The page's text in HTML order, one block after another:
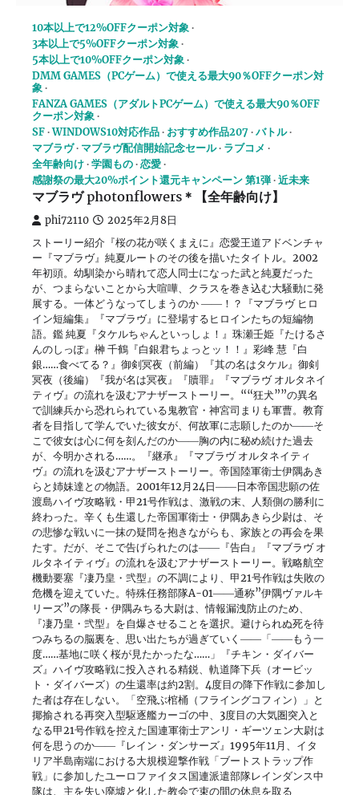
10本以上で12%OFFクーポン対象
3本以上で5%OFFクーポン対象
5本以上で10%OFFクーポン対象
DMM GAMES（PCゲーム）で使える最大90％OFFクーポン対
象
FANZA GAMES（アダルトPCゲーム）で使える最大90％OFF
クーポン対象
SF WINDOWS10対応作品 おすすめ作品207
バトル
マブラヴ
マブラヴ配信開始記念セール
ラブコメ
全年齢向け 学園もの 恋愛
感謝祭の最大20%ポイント還元キャンペーン 第1弾 近未来
マブラヴ photonflowers＊【全年齢向け】
phi72110 2025年2月8日
ストーリー紹介『桜の花が咲くまえに』恋愛王道アドベンチャ
ー『マブラヴ』純夏ルートのその後を描いたタイトル。2002
年初頭。幼馴染から晴れて恋人同士になった武と純夏だった
が、つまらないことから大喧嘩、クラスを巻き込む大騒動に発
展する。一体どうなってしまうのか ――！？『マブラヴ ヒロ
イン短編集』『マブラヴ』に登場するヒロインたちの短編物
語。鑑 純夏『タケルちゃんといっしょ！』珠瀬壬姫『たけるさ
んのしっぽ』榊 千鶴『白銀君ちょっとッ！！』彩峰 慧『白
銀……食べてる？』御剣冥夜（前編）『其の名はタケル』御剣
冥夜（後編）『我が名は冥夜』『贖罪』『マブラヴ オルタネイ
ティヴ』の流れを汲むアナザーストーリー。““狂犬””の異名
で訓練兵から恐れられている鬼教官・神宮司まりも軍曹。教育
者を目指して学んでいた彼女が、何故軍に志願したのか――そ
こで彼女は心に何を刻んだのか――胸の内に秘め続けた過去
が、今明かされる……。『継承』『マブラヴ オルタネイティ
ヴ』の流れを汲むアナザーストーリー。帝国陸軍衛士伊隅あき
らと姉妹達との物語。2001年12月24日――日本帝国悲願の佐
渡島ハイヴ攻略戦・甲21号作戦は、激戦の末、人類側の勝利に
終わった。辛くも生還した帝国軍衛士・伊隅あきら少尉は、そ
の悲惨な戦いに一抹の疑問を抱きながらも、家族との再会を果
たす。だが、そこで告げられたのは――『告白』『マブラヴ オ
ルタネイティヴ』の流れを汲むアナザーストーリー。戦略航空
機動要塞『凄乃皇・弐型』の不調により、甲21号作戦は失敗の
危機を迎えていた。特殊任務部隊A-01――通称”伊隅ヴァルキ
リーズ”の隊長・伊隅みちる大尉は、情報漏洩防止のため、
『凄乃皇・弐型』を自爆させることを選択。避けられぬ死を待
つみちるの脳裏を、思い出たちが過ぎていく――「――もう一
度……基地に咲く桜が見たかったな……」『チキン・ダイバー
ズ』ハイヴ攻略戦に投入される精鋭、軌道降下兵（オービッ
ト・ダイバーズ）の生還率は約2割。4度目の降下作戦に参加し
た者は存在しない。「空飛ぶ棺桶（フライングコフィン）」と
揶揄される再突入型駆逐艦カーゴの中、3度目の大気圏突入と
なる甲21号作戦を控えた国連軍衛士アンリ・ギーツェン大尉は
何を思うのか――『レイン・ダンサーズ』1995年11月、イタ
リア半島南端における大規模迎撃作戦「ブートストラップ作
戦」に参加したユーロファイタス国連派遣部隊レインダンス中
隊は、主を失い廃墟と化した教会で束の間の休息を取る